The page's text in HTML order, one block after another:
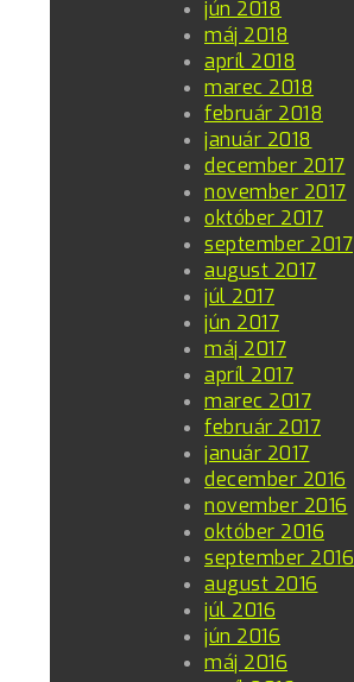
jún 2018
máj 2018
apríl 2018
marec 2018
február 2018
január 2018
december 2017
november 2017
október 2017
september 2017
august 2017
júl 2017
jún 2017
máj 2017
apríl 2017
marec 2017
február 2017
január 2017
december 2016
november 2016
október 2016
september 2016
august 2016
júl 2016
jún 2016
máj 2016